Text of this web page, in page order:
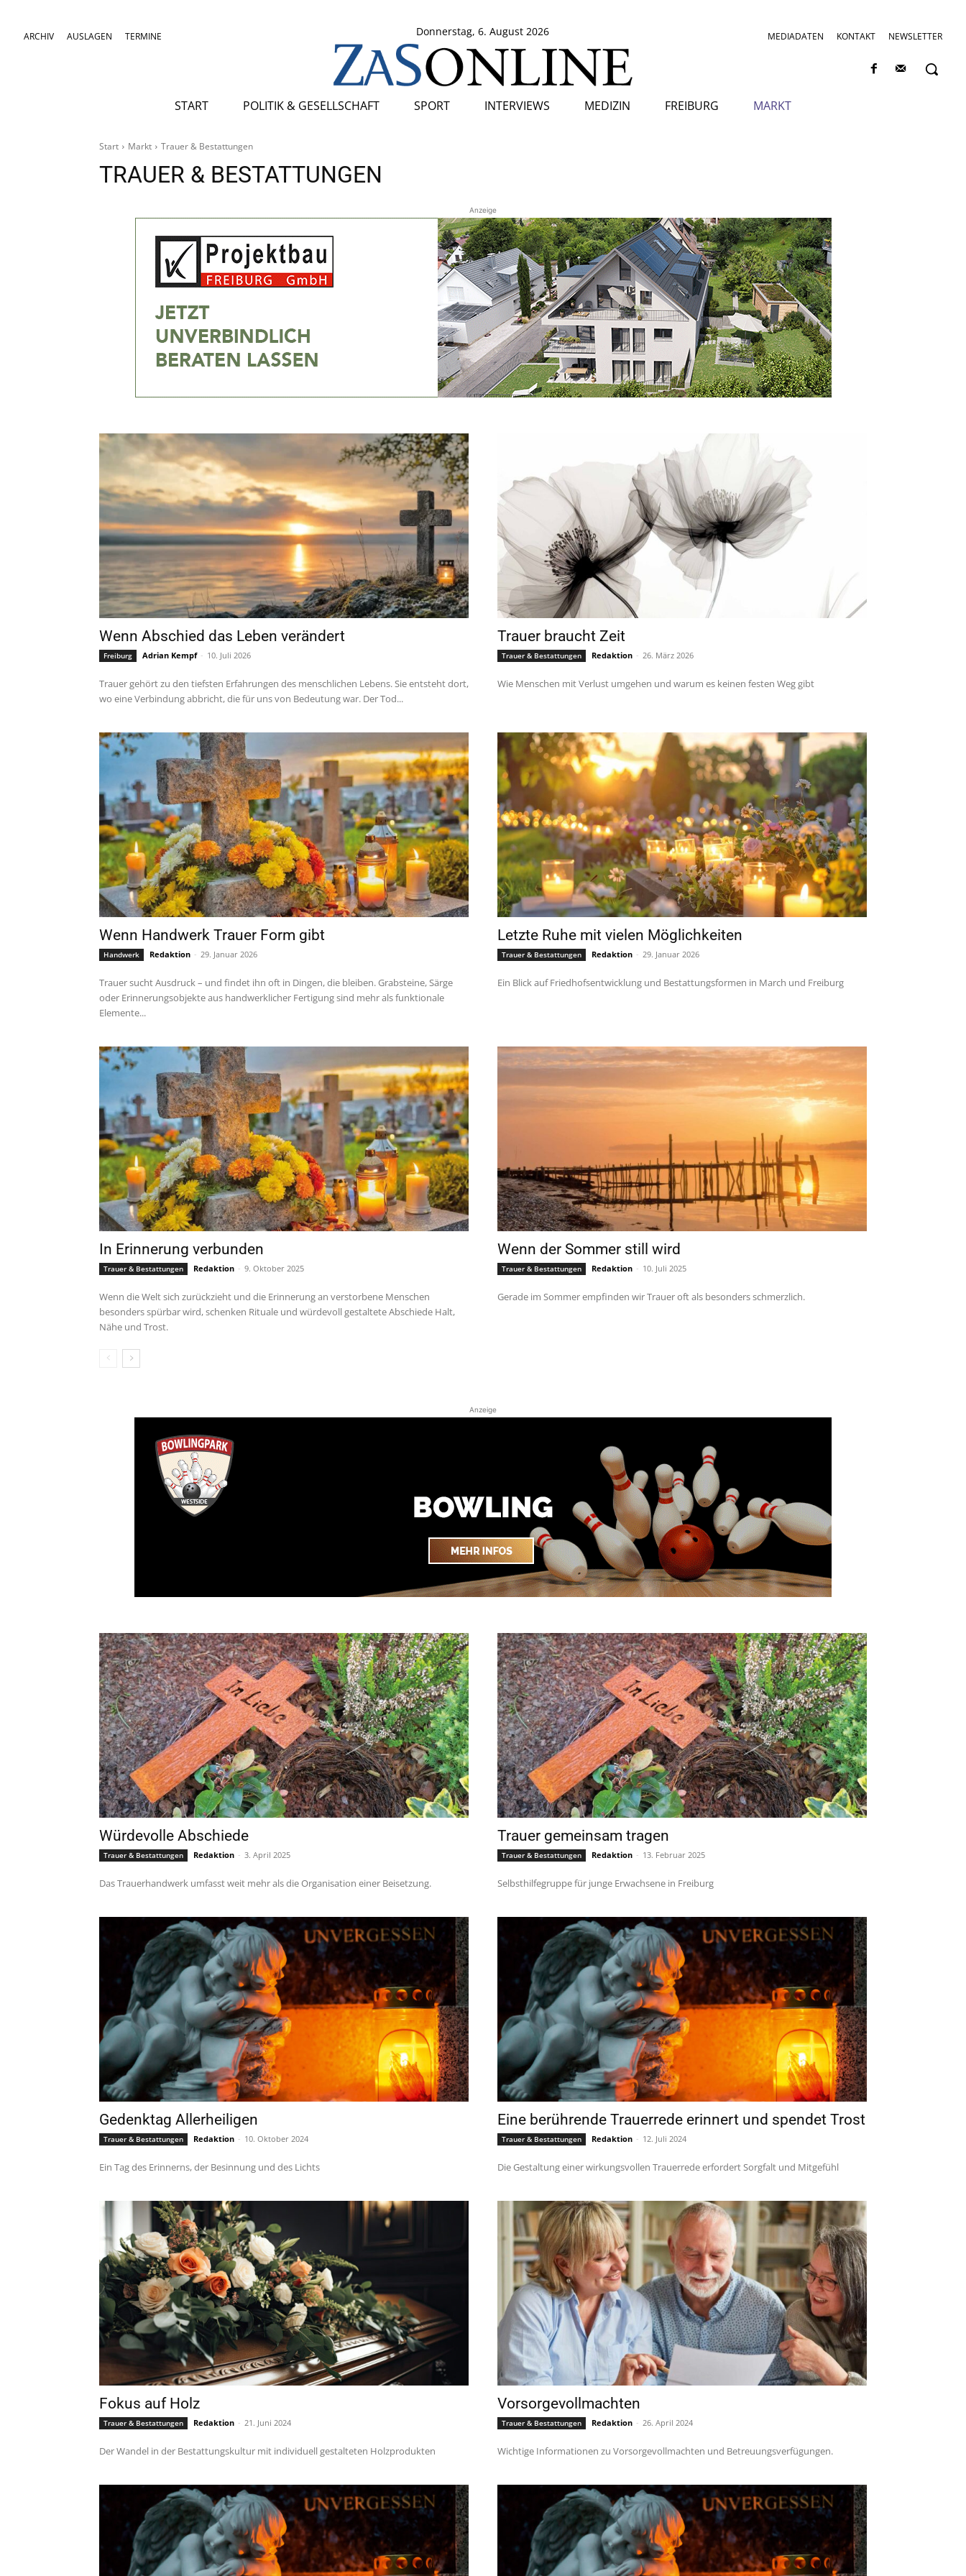
ARCHIV AUSLAGEN TERMINE Donnerstag, 6. August 2026 MEDIADATEN KONTAKT NEWSLETTER
START POLITIK & GESELLSCHAFT SPORT INTERVIEWS MEDIZIN FREIBURG MARKT
Start Markt Trauer & Bestattungen
TRAUER & BESTATTUNGEN
Anzeige
Wenn Abschied das Leben verändert
Freiburg Adrian Kempf - 10. Juli 2026
Trauer gehört zu den tiefsten Erfahrungen des menschlichen Lebens. Sie entsteht dort,
wo eine Verbindung abbricht, die für uns von Bedeutung war. Der Tod...
Trauer braucht Zeit
Trauer & Bestattungen Redaktion - 26. März 2026
Wie Menschen mit Verlust umgehen und warum es keinen festen Weg gibt
Wenn Handwerk Trauer Form gibt
Handwerk Redaktion - 29. Januar 2026
Trauer sucht Ausdruck – und findet ihn oft in Dingen, die bleiben. Grabsteine, Särge
oder Erinnerungsobjekte aus handwerklicher Fertigung sind mehr als funktionale
Elemente...
Letzte Ruhe mit vielen Möglichkeiten
Trauer & Bestattungen Redaktion - 29. Januar 2026
Ein Blick auf Friedhofsentwicklung und Bestattungsformen in March und Freiburg
In Erinnerung verbunden
Trauer & Bestattungen Redaktion - 9. Oktober 2025
Wenn die Welt sich zurückzieht und die Erinnerung an verstorbene Menschen
besonders spürbar wird, schenken Rituale und würdevoll gestaltete Abschiede Halt,
Nähe und Trost.
Wenn der Sommer still wird
Trauer & Bestattungen Redaktion - 10. Juli 2025
Gerade im Sommer empfinden wir Trauer oft als besonders schmerzlich.
Anzeige
Würdevolle Abschiede
Trauer & Bestattungen Redaktion - 3. April 2025
Das Trauerhandwerk umfasst weit mehr als die Organisation einer Beisetzung.
Trauer gemeinsam tragen
Trauer & Bestattungen Redaktion - 13. Februar 2025
Selbsthilfegruppe für junge Erwachsene in Freiburg
Gedenktag Allerheiligen
Trauer & Bestattungen Redaktion - 10. Oktober 2024
Ein Tag des Erinnerns, der Besinnung und des Lichts
Eine berührende Trauerrede erinnert und spendet Trost
Trauer & Bestattungen Redaktion - 12. Juli 2024
Die Gestaltung einer wirkungsvollen Trauerrede erfordert Sorgfalt und Mitgefühl
Fokus auf Holz
Trauer & Bestattungen Redaktion - 21. Juni 2024
Der Wandel in der Bestattungskultur mit individuell gestalteten Holzprodukten
Vorsorgevollmachten
Trauer & Bestattungen Redaktion - 26. April 2024
Wichtige Informationen zu Vorsorgevollmachten und Betreuungsverfügungen.